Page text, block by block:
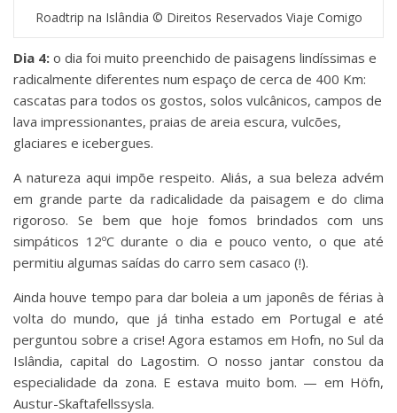
Roadtrip na Islândia © Direitos Reservados Viaje Comigo
Dia 4: o dia foi muito preenchido de paisagens lindíssimas e
radicalmente diferentes num espaço de cerca de 400 Km:
cascatas para todos os gostos, solos vulcânicos, campos de
lava impressionantes, praias de areia escura, vulcões,
glaciares e icebergues.
A natureza aqui impõe respeito. Aliás, a sua beleza advém
em grande parte da radicalidade da paisagem e do clima
rigoroso. Se bem que hoje fomos brindados com uns
simpáticos 12ºC durante o dia e pouco vento, o que até
permitiu algumas saídas do carro sem casaco (!).
Ainda houve tempo para dar boleia a um japonês de férias à
volta do mundo, que já tinha estado em Portugal e até
perguntou sobre a crise! Agora estamos em Hofn, no Sul da
Islândia, capital do Lagostim. O nosso jantar constou da
especialidade da zona. E estava muito bom. — em Höfn,
Austur-Skaftafellssysla.